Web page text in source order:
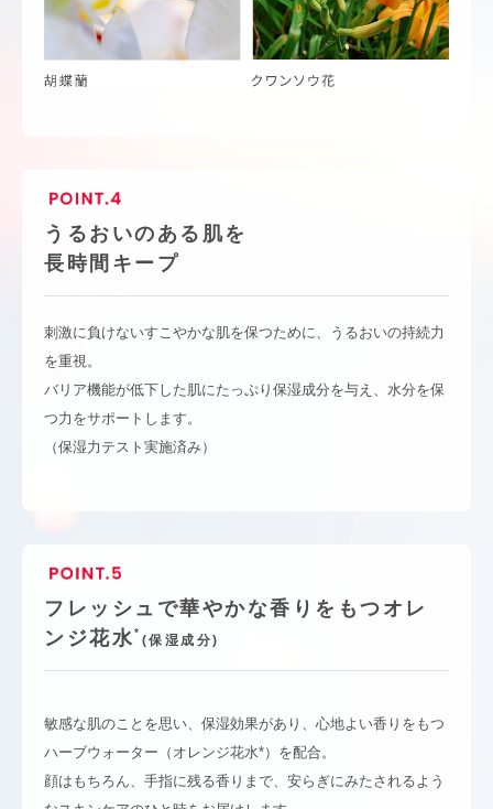
うるおいのある肌を
長時間キープ
刺激に負けないすこやかな肌を保つために、うるおいの持続力
を重視。
バリア機能が低下した肌にたっぷり保湿成分を与え、水分を保
つ力をサポートします。
（保湿力テスト実施済み）
フレッシュで華やかな香りをもつオレ
ンジ花水*
(保湿成分)
敏感な肌のことを思い、保湿効果があり、心地よい香りをもつ
ハーブウォーター（オレンジ花水*）を配合。
顔はもちろん、手指に残る香りまで、安らぎにみたされるよう